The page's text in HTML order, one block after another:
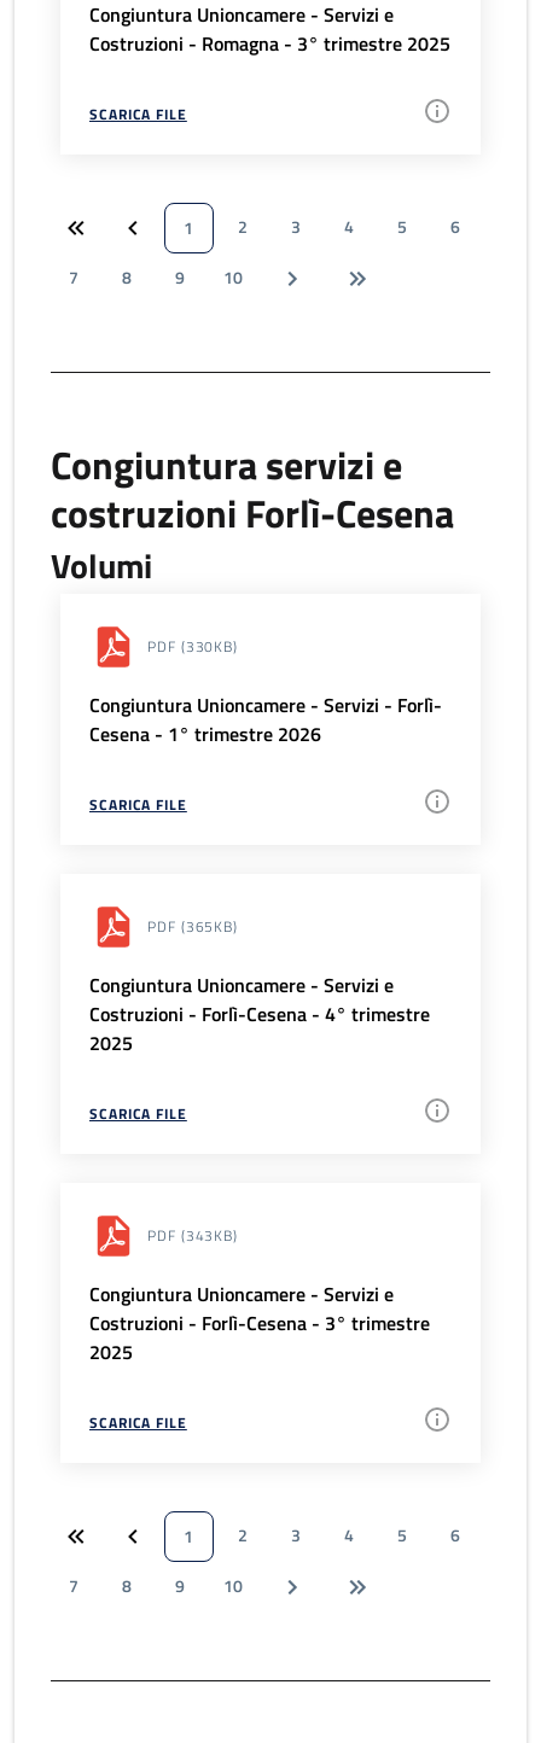
Congiuntura Unioncamere - Servizi e
Costruzioni - Romagna - 3° trimestre 2025
SCARICA FILE
1 2 3 4 5
6
7
8 9 10
Congiuntura servizi e
costruzioni Forlì-Cesena
Volumi
PDF (330KB)
Congiuntura Unioncamere - Servizi - Forlì-
Cesena - 1° trimestre 2026
SCARICA FILE
PDF (365KB)
Congiuntura Unioncamere - Servizi e
Costruzioni - Forlì-Cesena - 4° trimestre
2025
SCARICA FILE
PDF (343KB)
Congiuntura Unioncamere - Servizi e
Costruzioni - Forlì-Cesena - 3° trimestre
2025
SCARICA FILE
1 2 3 4 5
6
7
8 9 10